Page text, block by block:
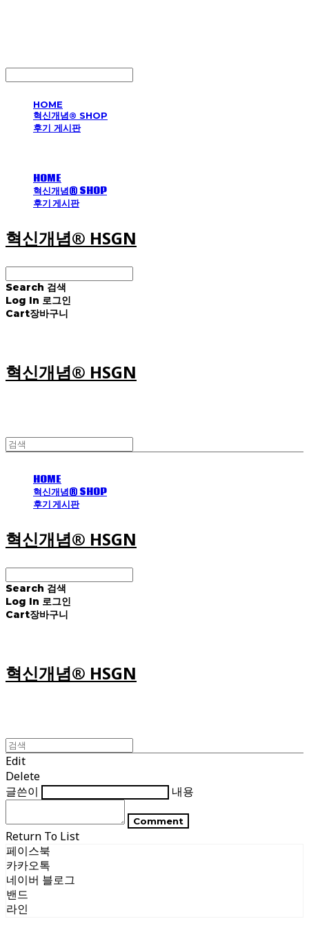
HOME
혁신개념® SHOP
후기 게시판
HOME
혁신개념® SHOP
후기 게시판
혁신개념® HSGN
Search 검색
Log In 로그인
Cart장바구니
혁신개념® HSGN
HOME
혁신개념® SHOP
후기 게시판
혁신개념® HSGN
Search 검색
Log In 로그인
Cart장바구니
혁신개념® HSGN
Edit
Delete
글쓴이
내용
Comment
Return To List
페이스북
카카오톡
네이버 블로그
밴드
라인